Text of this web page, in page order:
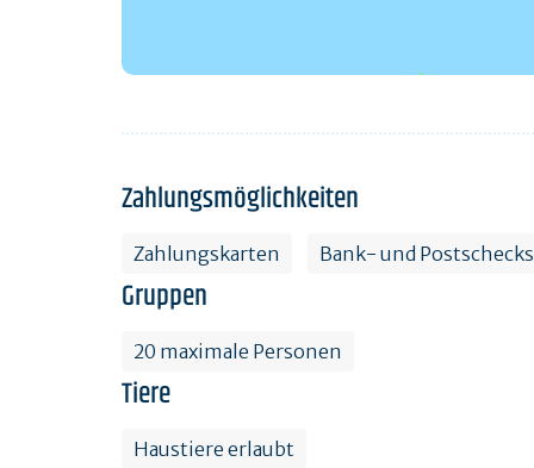
Zahlungsmöglichkeiten
Zahlungskarten Bank- und Postschecks
Gruppen
20 maximale Personen
Tiere
Haustiere erlaubt